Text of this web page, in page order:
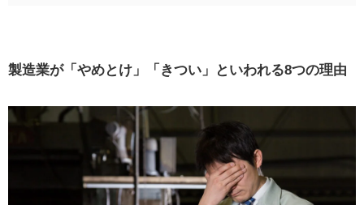
残業が多い
給与が上がりにくい
スキルが身につかない
生活リズムが整いにくい
ミスが大きな問題に発展する
製造業が「やめとけ」「きつい」といわれる8つの理由